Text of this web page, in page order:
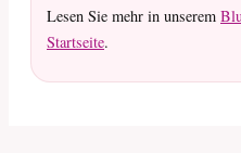
Lesen Sie mehr in unserem
Startseite.